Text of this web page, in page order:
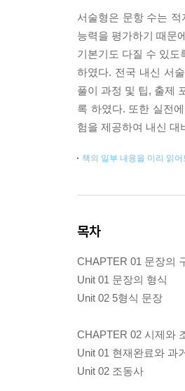
서술형은 문항 수는
능력을 평가하기 때문
기본기도 다질 수 있도
하였다. 전국 내신 서
풀이 과정 및 팁, 출제
록 하였다. 또한 실전
험을 제공하여 내신 대
책의 일부 내용을 미리 읽
목차
CHAPTER 01 문장의
Unit 01 문장의 형식
Unit 02 5형식 문장
CHAPTER 02 시제와
Unit 01 현재완료와 과
Unit 02 조동사